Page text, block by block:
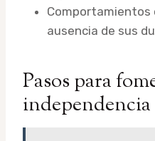
ausencia de sus
Pasos para
independencia